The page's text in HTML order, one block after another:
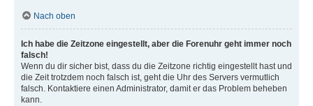
Nach oben
Ich habe die Zeitzone eingestellt, aber die Forenuhr geht immer noch
falsch!
Wenn du dir sicher bist, dass du die Zeitzone richtig eingestellt hast und
die Zeit trotzdem noch falsch ist, geht die Uhr des Servers vermutlich
falsch. Kontaktiere einen Administrator, damit er das Problem beheben
kann.